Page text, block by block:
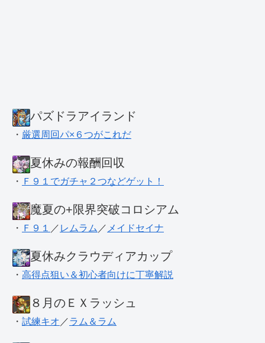
パズドラアイランド
・ 厳選周回パ×６つがこれだ
夏休みの報酬回収
・ Ｆ９１でガチャ２つなどゲット！
魔夏の+限界突破コロシアム
・ Ｆ９１ ／ レムラム ／ メイドセイナ
夏休みクラウディアカップ
・ 高得点狙い＆初心者向けに丁寧解説
８月のＥＸラッシュ
・ 試練キオ ／ラム＆ラム